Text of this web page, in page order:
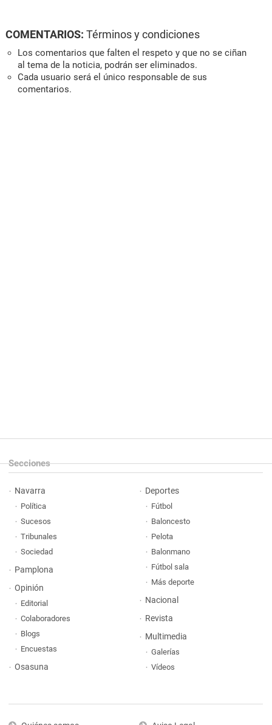
COMENTARIOS: Términos y condiciones
Los comentarios que falten el respeto y que no se ciñan
al tema de la noticia, podrán ser eliminados.
Cada usuario será el único responsable de sus
comentarios.
Secciones
Navarra
Política
Sucesos
Tribunales
Sociedad
Pamplona
Opinión
Editorial
Colaboradores
Blogs
Encuestas
Osasuna
Deportes
Fútbol
Baloncesto
Pelota
Balonmano
Fútbol sala
Más deporte
Nacional
Revista
Multimedia
Galerías
Vídeos